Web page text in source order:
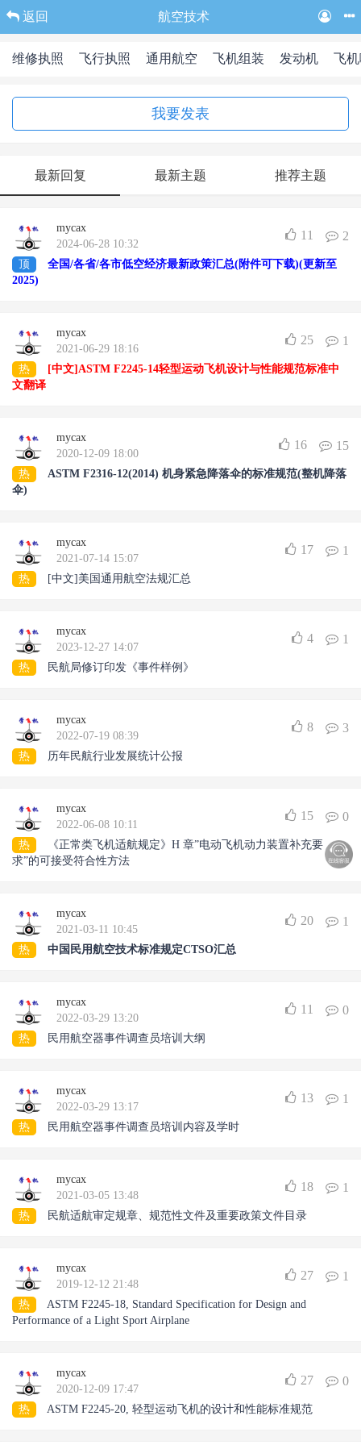
返回 航空技术
维修执照 飞行执照 通用航空 飞机组装 发动机 飞
我要发表
最新回复 最新主题 推荐主题
mycax
2024-06-28 10:32
11 2
顶
全国/各省/各市低空经济最新政策汇总(附件可下载)(更新至
2025)
mycax
2021-06-29 18:16
25 1
热
[中文]ASTM F2245-14轻型运动飞机设计与性能规范标准中
文翻译
mycax
2020-12-09 18:00
16 15
热
ASTM F2316-12(2014) 机身紧急降落伞的标准规范(整机降落
伞)
mycax
2021-07-14 15:07
17 1
热 [中文]美国通用航空法规汇总
mycax
2023-12-27 14:07
4 1
热 民航局修订印发《事件样例》
mycax
2022-07-19 08:39
8 3
热 历年民航行业发展统计公报
mycax
2022-06-08 10:11
15 0
热
《正常类飞机适航规定》H 章”电动飞机动力装置补充要
求”的可接受符合性方法
mycax
2021-03-11 10:45
20 1
热 中国民用航空技术标准规定CTSO汇总
mycax
2022-03-29 13:20
11 0
热 民用航空器事件调查员培训大纲
mycax
2022-03-29 13:17
13 1
热 民用航空器事件调查员培训内容及学时
mycax
2021-03-05 13:48
18 1
热 民航适航审定规章、规范性文件及重要政策文件目录
mycax
2019-12-12 21:48
27 1
热
ASTM F2245-18, Standard Specification for Design and
Performance of a Light Sport Airplane
mycax
2020-12-09 17:47
27 0
热 ASTM F2245-20, 轻型运动飞机的设计和性能标准规范